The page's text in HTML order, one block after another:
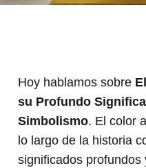
Hoy hablamos sobre
su Profundo
Simbolismo. El color
lo largo de la historia
significados